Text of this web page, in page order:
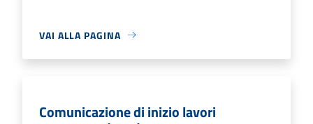
VAI ALLA PAGINA
Comunicazione di inizio lavori